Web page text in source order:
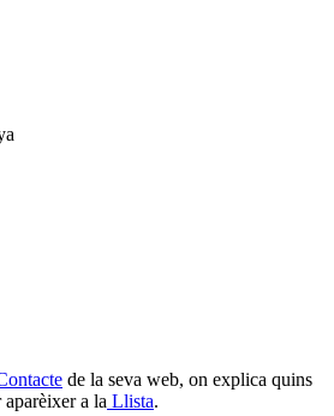
de la seva web, on explica quins
a la Llista.